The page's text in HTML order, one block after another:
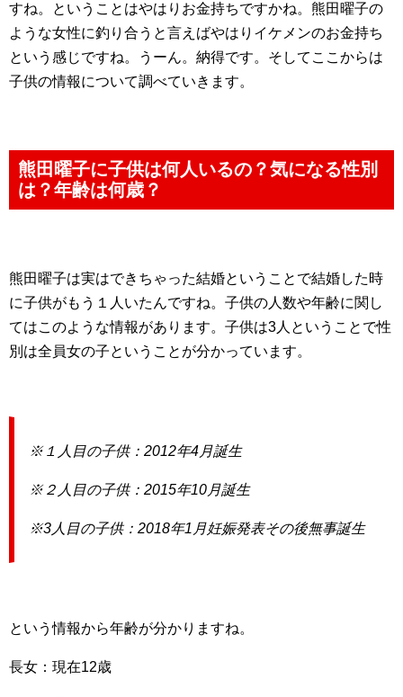
すね。ということはやはりお金持ちですかね。熊田曜子の
ような女性に釣り合うと言えばやはりイケメンのお金持ち
という感じですね。うーん。納得です。そしてここからは
子供の情報について調べていきます。
熊田曜子に子供は何人いるの？気になる性別
は？年齢は何歳？
熊田曜子は実はできちゃった結婚ということで結婚した時
に子供がもう１人いたんですね。子供の人数や年齢に関し
てはこのような情報があります。子供は3人ということで性
別は全員女の子ということが分かっています。
※１人目の子供：2012年4月誕生
※２人目の子供：2015年10月誕生
※3人目の子供：2018年1月妊娠発表その後無事誕生
という情報から年齢が分かりますね。
長女：現在12歳